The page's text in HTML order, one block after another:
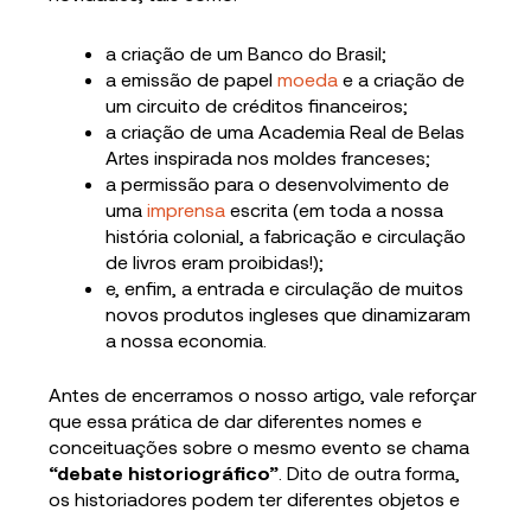
a criação de um Banco do Brasil;
a emissão de papelmoeda e a criação de
um circuito de créditos financeiros;
a criação de uma Academia Real de Belas
Artes inspirada nos moldes franceses;
a permissão para o desenvolvimento de
umaimprensa escrita (em toda a nossa
história colonial, a fabricação e circulação
de livros eram proibidas!);
e, enfim, a entrada e circulação de muitos
novos produtos ingleses que dinamizaram
a nossa economia.
Antes de encerramos o nosso artigo, vale reforçar
que essa prática de dar diferentes nomes e
conceituações sobre o mesmo evento se chama
“debate historiográfico” . Dito de outra forma,
os historiadores podem ter diferentes objetos e